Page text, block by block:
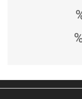
Bu ürünün fiyat
konularda yetersiz